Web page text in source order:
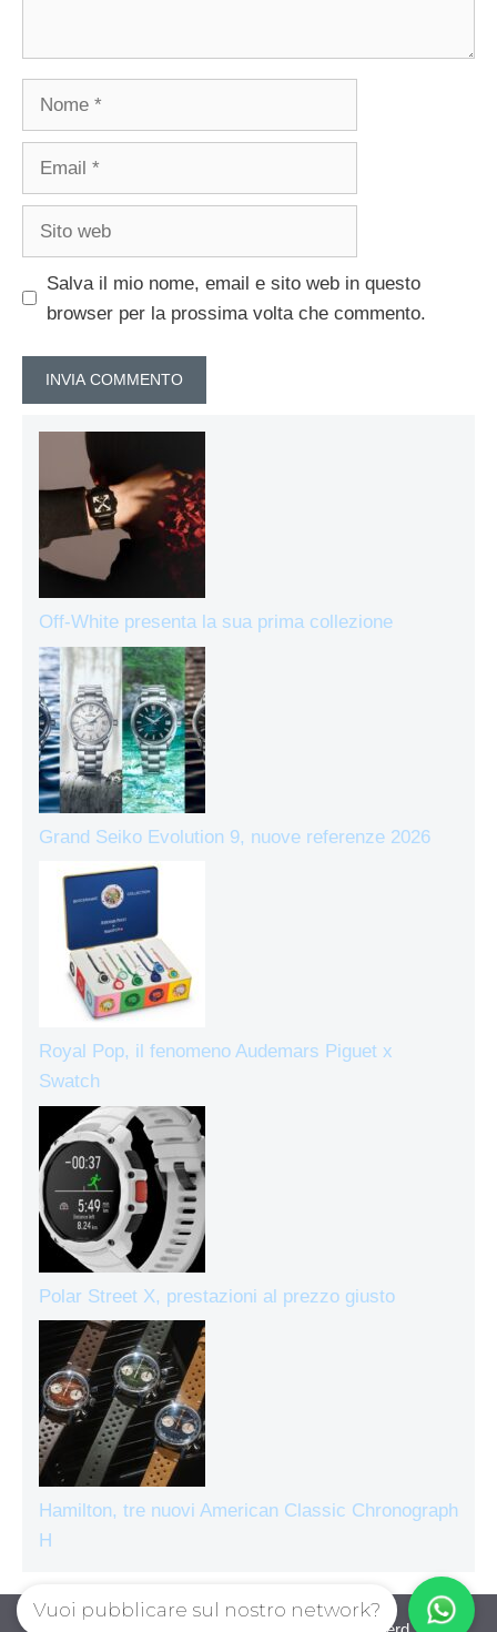
Nome
Email
Sito
Salva il mio nome, email e sito web in questo
browser per la prossima volta che commento.
Off-White presenta la sua prima collezione
Grand Seiko Evolution 9, nuove referenze 2026
Royal Pop, il fenomeno Audemars Piguet x
Swatch
Polar Street X, prestazioni al prezzo giusto
Hamilton, tre nuovi American Classic Chronograph
H
Vuoi pubblicare sul nostro network?